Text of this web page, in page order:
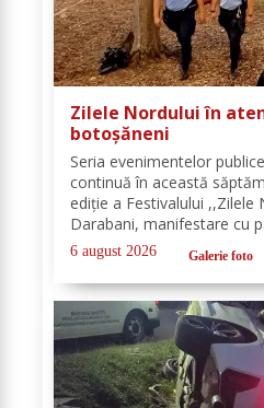
Zilele Nordului în
botoșăneni
Seria evenimentelor
continuă în această
ediție a Festivalului ,,Zilele
Darabani, manifestare cu
care Inspectoratul de
cooperare cu partenerii
6 august 2026 Galerie foto